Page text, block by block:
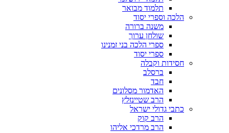
תלמוד מבואר
הלכה וספרי יסוד
משנה ברורה
שולחן ערוך
ספרי הלכה בני זמנינו
ספרי יסוד
חסידות וקבלה
ברסלב
חבד
האדמור מסלונים
הרב שטיינזלץ
כתבי גדולי ישראל
הרב קוק
הרב מרדכי אליהו